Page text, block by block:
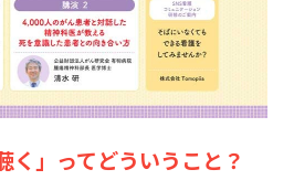
く」ってどういうこと？